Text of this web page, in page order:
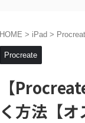
HOME > iPad >
Procreate
【
く方法【オ